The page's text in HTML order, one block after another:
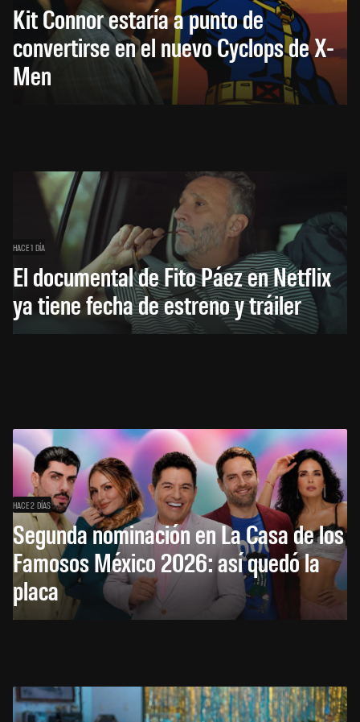
Kit Connor estaría a punto de
convertirse en el nuevo Cyclops de X-
Men
HACE 1 DÍA
El documental de Fito Páez en Netflix
ya tiene fecha de estreno y tráiler
HACE 2 DÍAS
Segunda nominación en La Casa de los
Famosos México 2026: así quedó la
placa